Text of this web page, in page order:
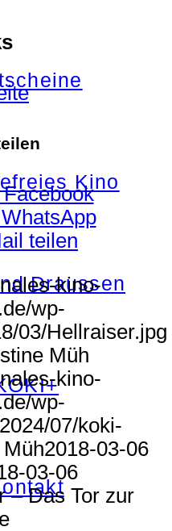
Kino
Draussen
teilen
kino-
wp-
03/Hellraiser.jpg
Müh
kino-
wp-
07/koki-
2018-03-06
03-06
– Das Tor zur